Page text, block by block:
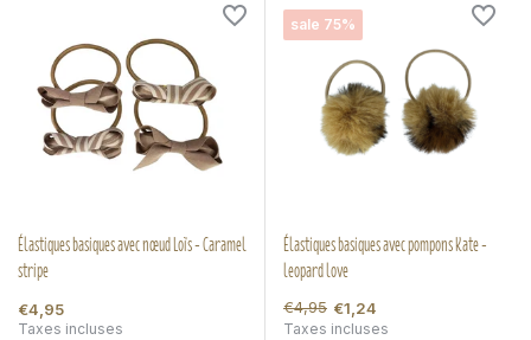
Élastiques basiques avec nœud Loïs - Caramel
stripe
€4,95
Taxes incluses
sale 75%
Élastiques basiques avec pompons Kate -
leopard love
€4,95 €1,24
Taxes incluses